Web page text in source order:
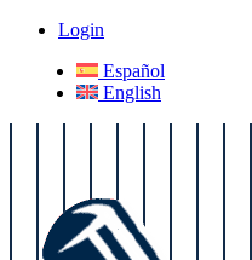
Login
Español
English